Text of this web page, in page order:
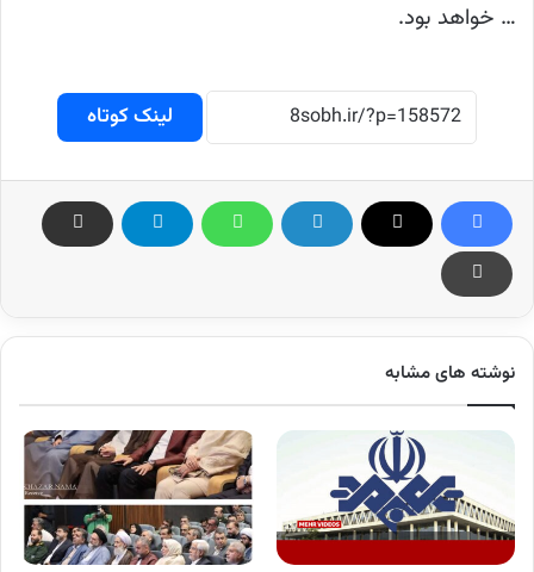
… خواهد بود.
لینک کوتاه
نوشته های مشابه